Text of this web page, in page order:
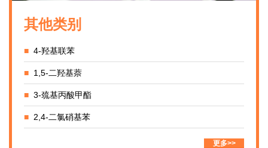
其他类别
■4-羟基联苯
■ 1,5-二羟基萘
■3-巯基丙酸甲酯
■ 2,4-二氯硝基苯
更多>>